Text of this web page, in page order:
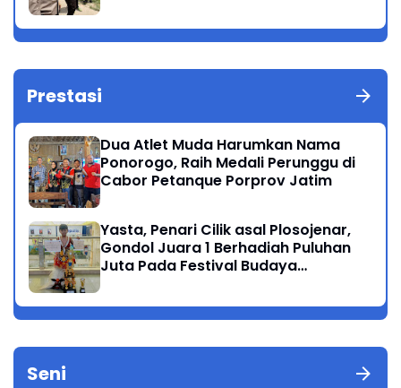
Prestasi
Dua Atlet Muda Harumkan Nama
Ponorogo, Raih Medali Perunggu di
Cabor Petanque Porprov Jatim
Yasta, Penari Cilik asal Plosojenar,
Gondol Juara 1 Berhadiah Puluhan
Juta Pada Festival Budaya
Seni